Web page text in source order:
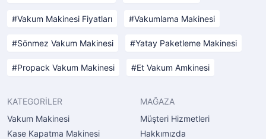
Vakum Makinesi Fiyatları Vakumlama Makinesi
Sönmez Vakum Makinesi Yatay Paketleme Makinesi
Propack Vakum Makinesi Et Vakum Amkinesi
KATEGORİLER
Vakum Makinesi
Kase Kapatma Makinesi
MAĞAZA
Müşteri Hizmetleri
Hakkımızda